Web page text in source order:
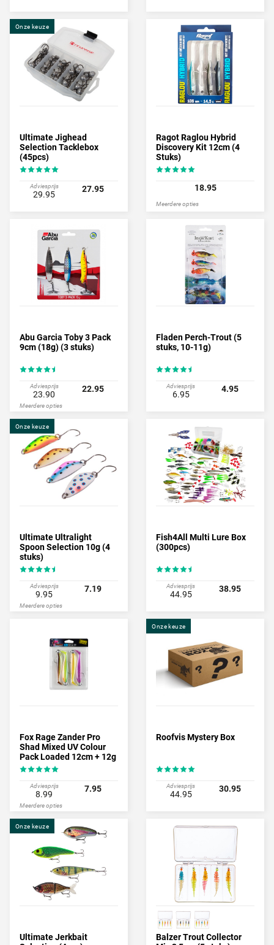
Onze keuze
Ultimate Jighead
Selection Tacklebox
(45pcs)
Adviesprijs
29.95
27.95
Ragot Raglou Hybrid
Discovery Kit 12cm (4
Stuks)
18.95
Meerdere opties
Abu Garcia Toby 3 Pack
9cm (18g) (3 stuks)
Adviesprijs
23.90
22.95
Meerdere opties
Fladen Perch-Trout (5
stuks, 10-11g)
Adviesprijs
6.95
4.95
Onze keuze
Ultimate Ultralight
Spoon Selection 10g (4
stuks)
Adviesprijs
9.95
7.19
Meerdere opties
Fish4All Multi Lure Box
(300pcs)
Adviesprijs
44.95
38.95
Fox Rage Zander Pro
Shad Mixed UV Colour
Pack Loaded 12cm + 12g
(4pcs)
Adviesprijs
8.99
7.95
Meerdere opties
Onze keuze
Roofvis Mystery Box
Adviesprijs
44.95
30.95
Onze keuze
Ultimate Jerkbait
Balzer Trout Collector